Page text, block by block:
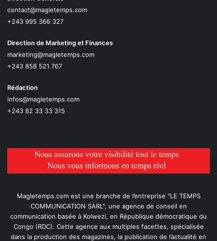
contact@magletemps.com
+243 995 366 327
Direction de Marketing et Finances
marketing@magletemps.com
+243 858 521 767
Rédaction
infos@magletemps.com
+243 82 33 33 315
Magletemps.com est une branche de l’entreprise "LE TEMPS
COMMUNICATION SARL", une agence de conseil en
communication basée à Kolwezi, en République démocratique du
Congo (RDC). Cette agence aux multiples facettes, spécialisée
dans la production des magazines, la publication de l’actualité en